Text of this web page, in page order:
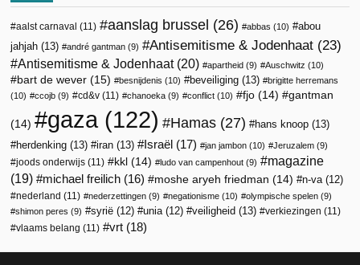
aalst carnaval (11) aanslag brussel (26) abbas (10)
abou
jahjah (13) andré gantman (9) Antisemitisme & Jodenhaat (23)
Antisemitisme & Jodenhaat(20) apartheid (9) Auschwitz (10)
bart de wever (15) besnijdenis (10) beveiliging (13)
brigitte herremans
(10)
ccojb (9) cd&v (11) chanoeka (9) conflict (10) fjo (14) gantman
(14) gaza(122) Hamas (27) hans knoop (13)
herdenking (13) iran (13) Israël (17) jan jambon (10) Jeruzalem (9)
joods onderwijs (11) kkl (14) ludo van campenhout (9)
magazine
(19)
michael freilich (16) moshe aryeh friedman (14) n-va (12)
nederland (11) nederzettingen (9) negationisme (10) olympische spelen (9)
shimon peres (9) syrië (12) unia (12) veiligheid (13) verkiezingen (11)
vlaams belang (11) vrt (18)